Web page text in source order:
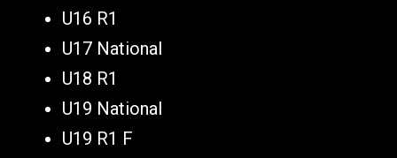
U16 R1
U17 National
U18 R1
U19 National
U19 R1 F